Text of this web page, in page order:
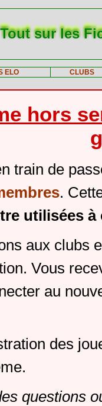
Tout sur les
ELO CLUBS
hors
train de
.
utilisées
aux clubs
Vous
au
des
questions